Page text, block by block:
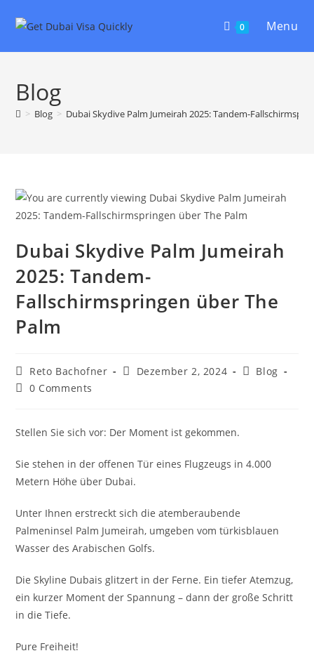
0 Menu
Blog
> Blog > Dubai Skydive Palm Jumeirah 2025: Tandem-
Dubai Skydive Palm Jumeirah
2025: Tandem-
Fallschirmspringen über The
Palm
Reto Bachofner Dezember 2, 2024
Blog
0 Comments
Stellen Sie sich vor: Der Moment ist gekommen.
Sie stehen in der offenen Tür eines Flugzeugs in 4.000
Metern Höhe über Dubai.
Unter Ihnen erstreckt sich die atemberaubende
Palmeninsel Palm Jumeirah, umgeben vom türkisblauen
Wasser des Arabischen Golfs.
Die Skyline Dubais glitzert in der Ferne. Ein tiefer Atemzug,
ein kurzer Moment der Spannung – dann der große Schritt
in die Tiefe.
Pure Freiheit!